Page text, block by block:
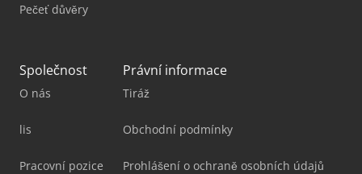
Pečeť důvěry
Společnost
O nás
lis
Pracovní pozice
Právní informace
Tiráž
Obchodní podmínky
Prohlášení o ochraně osobních údajů